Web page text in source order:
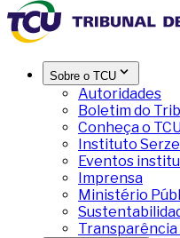
Sobre o TCU
Autoridades
Boletim do
Conheça o
Instituto
Eventos
Imprensa
Ministério